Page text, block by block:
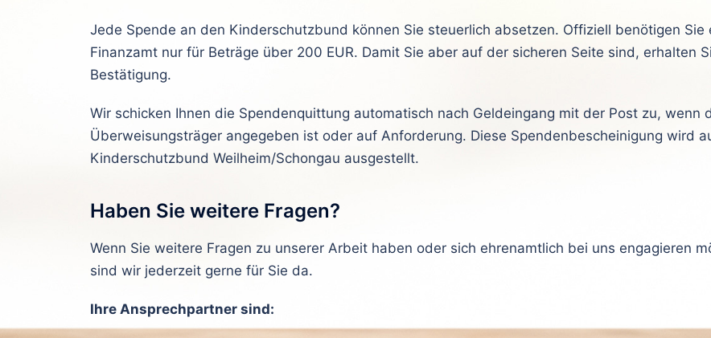
Jede Spende an den Kinderschutzbund können Sie steuerlich absetzen. Offiziell benötigen
Finanzamt nur für Beträge über 200 EUR. Damit Sie aber auf der sicheren Seite sind, erhalten
Bestätigung.
Wir schicken Ihnen die Spendenquittung automatisch nach Geldeingang mit der Post zu, wenn
Überweisungsträger angegeben ist oder auf Anforderung. Diese Spendenbescheinigung wird
Kinderschutzbund Weilheim/Schongau ausgestellt.
Haben Sie weitere Fragen?
Wenn Sie weitere Fragen zu unserer Arbeit haben oder sich ehrenamtlich bei uns engagieren
sind wir jederzeit gerne für Sie da.
Ihre Ansprechpartner sind: